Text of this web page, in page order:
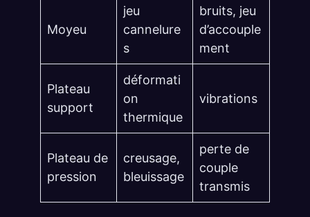
Moyeu
jeu
cannelure
s
bruits, jeu
d’accouple
ment
Plateau
support
déformati
on
thermique
vibrations
Plateau de
pression
creusage,
bleuissage
perte de
couple
transmis